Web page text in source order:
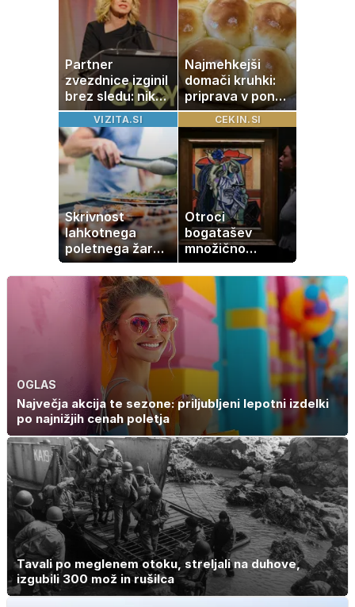
Partner
zvezdnice izginil
brez sledu: nikoli
ga niso našli,
nato je prišla še
ena tragedija
Najmehkejši
domači kruhki:
priprava v ponvi
je trik za popoln
rezultat
VIZITA.SI
Skrivnost
lahkotnega
poletnega žara,
po katerem ne
boste
potrebovali
popoldanskega
spanca
CEKIN.SI
Otroci
bogatašev
množično
prodajajo
družinske
zbirke: raje imajo
denar kot
umetnine
OGLAS
Največja akcija te sezone: priljubljeni lepotni izdelki
po najnižjih cenah poletja
Tavali po meglenem otoku, streljali na duhove,
izgubili 300 mož in rušilca